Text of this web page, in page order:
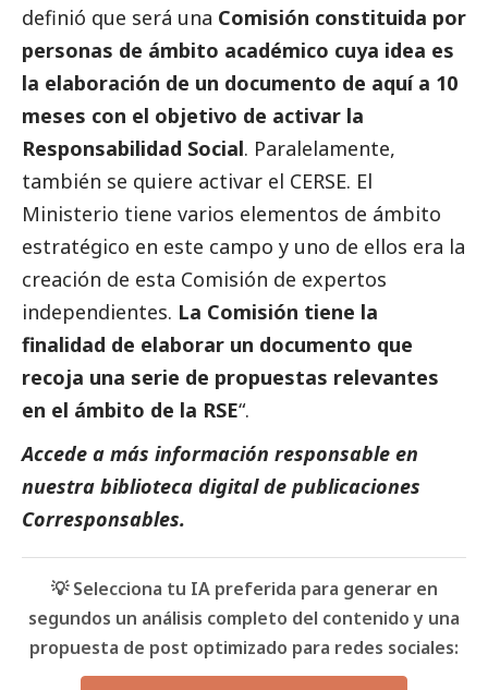
definió que será una Comisión constituida por
personas de ámbito académico cuya idea es
la elaboración de un documento de aquí a 10
meses con el objetivo de activar la
Responsabilidad Social. Paralelamente,
también se quiere activar el CERSE. El
Ministerio tiene varios elementos de ámbito
estratégico en este campo y uno de ellos era la
creación de esta Comisión de expertos
independientes. La Comisión tiene la
finalidad de elaborar un documento que
recoja una serie de propuestas relevantes
en el ámbito de la RSE“.
Accede a más información responsable en
nuestra biblioteca digital de publicaciones
Corresponsables.
💡 Selecciona tu IA preferida para generar en
segundos un análisis completo del contenido y una
propuesta de post optimizado para redes sociales: